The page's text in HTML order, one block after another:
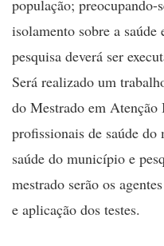
população; preocupando-
isolamento sobre a
pesquisa deverá ser
Será realizado um
do Mestrado em
profissionais de saúde
saúde do município e
mestrado serão os
e aplicação dos testes.